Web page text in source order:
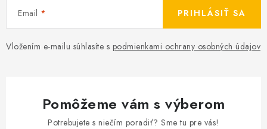
Email
Vložením e-mailu súhlasíte s podmienkami ochrany osobných údajov
PRIHLÁSIŤ SA
Pomôžeme vám s výberom
Potrebujete s niečím poradiť? Sme tu pre vás!